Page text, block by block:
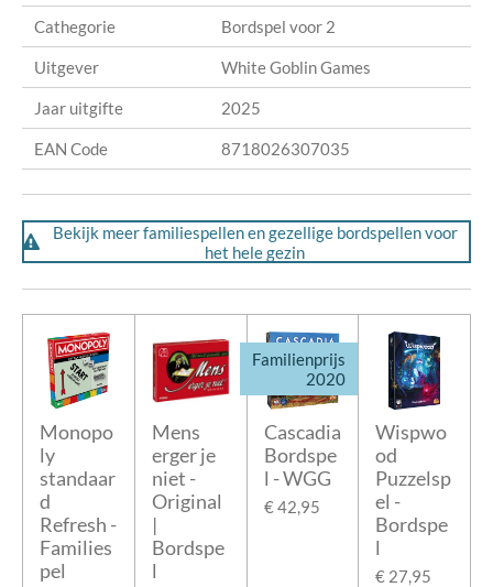
Cathegorie Bordspel voor 2
Uitgever White Goblin Games
Jaar uitgifte 2025
EAN Code 8718026307035
Bekijk meer familiespellen en gezellige bordspellen voor
het hele gezin
Monopo
ly
standaar
d
Refresh -
Families
pel
Mens
erger je
niet -
Original
|
Bordspe
l
Familienprijs
2020
Cascadia
Bordspe
l - WGG
€ 42,95
Wispwo
od
Puzzelsp
el -
Bordspe
l
€ 27,95